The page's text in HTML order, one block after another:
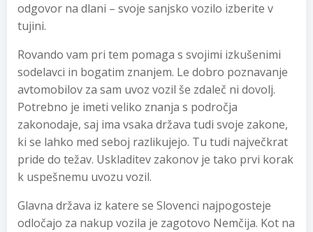
odgovor na dlani – svoje sanjsko vozilo izberite v
tujini.
Rovando vam pri tem pomaga s svojimi izkušenimi
sodelavci in bogatim znanjem. Le dobro poznavanje
avtomobilov za sam uvoz vozil še zdaleč ni dovolj.
Potrebno je imeti veliko znanja s področja
zakonodaje, saj ima vsaka država tudi svoje zakone,
ki se lahko med seboj razlikujejo. Tu tudi največkrat
pride do težav. Uskladitev zakonov je tako prvi korak
k uspešnemu uvozu vozil.
Glavna država iz katere se Slovenci najpogosteje
odločajo za nakup vozila je zagotovo Nemčija. Kot na